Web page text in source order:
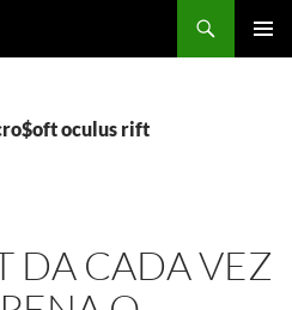
oculus rift
DA CADA VEZ